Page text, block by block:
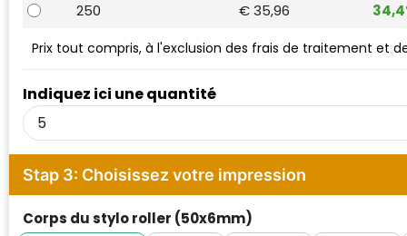
250
€ 35,96
Indiquez ici une quantité
Prix tout compris, à l'exclusion des frais de traitement et
Stap 3: Choisissez votre impression
Corps du stylo roller (50x6mm)